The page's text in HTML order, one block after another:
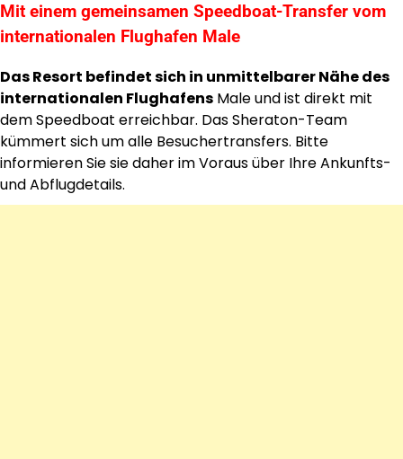
Mit einem gemeinsamen Speedboat-Transfer vom
internationalen Flughafen Male
Das Resort befindet sich in unmittelbarer Nähe des
internationalen Flughafens Male und ist direkt mit
dem Speedboat erreichbar. Das Sheraton-Team
kümmert sich um alle Besuchertransfers. Bitte
informieren Sie sie daher im Voraus über Ihre Ankunfts-
und Abflugdetails.